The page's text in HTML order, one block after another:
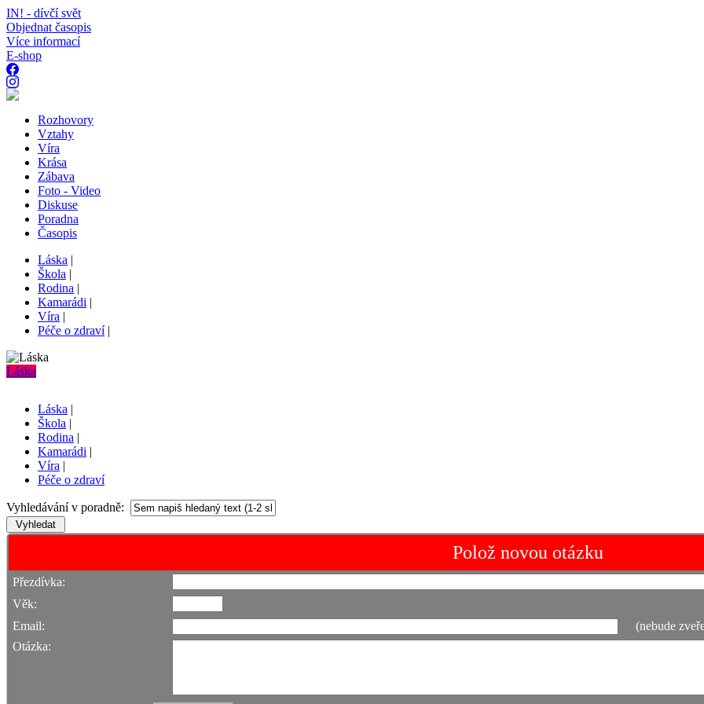
IN! - dívčí svět
Objednat časopis
Více informací
E-shop
Rozhovory
Vztahy
Víra
Krása
Zábava
Foto - Video
Diskuse
Poradna
Časopis
Láska |
Škola |
Rodina |
Kamarádi |
Víra |
Péče o zdraví|
Láska
Láska |
Škola |
Rodina |
Kamarádi |
Víra |
Péče o zdraví
Vyhledávání v poradně:
Polož novou otázku
Přezdívka:
Věk:
Email:
(nebude
Otázka: